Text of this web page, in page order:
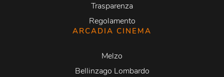
Trasparenza
Regolamento
ARCADIA CINEMA
Melzo
Bellinzago Lombardo